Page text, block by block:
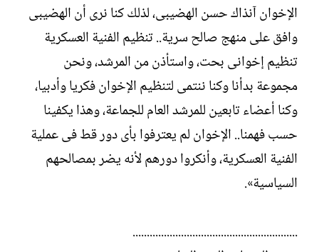
الإخوان آنذاك حسن الهضيبى، لذلك كنا نرى أن الهضيبى
وافق على منهج صالح سرية.. تنظيم الفنية العسكرية
تنظيم إخوانى بحت، واستأذن من المرشد، ونحن
مجموعة بدأنا وكنا ننتمى لتنظيم الإخوان فكريا وأدبيا،
وكنا أعضاء تابعين للمرشد العام للجماعة، وهذا يكفينا
حسب فهمنا.. الإخوان لم يعترفوا بأى دور قط فى عملية
الفنية العسكرية، وأنكروا دورهم لأنه يضر بمصالحهم
السياسية».
..........................................................